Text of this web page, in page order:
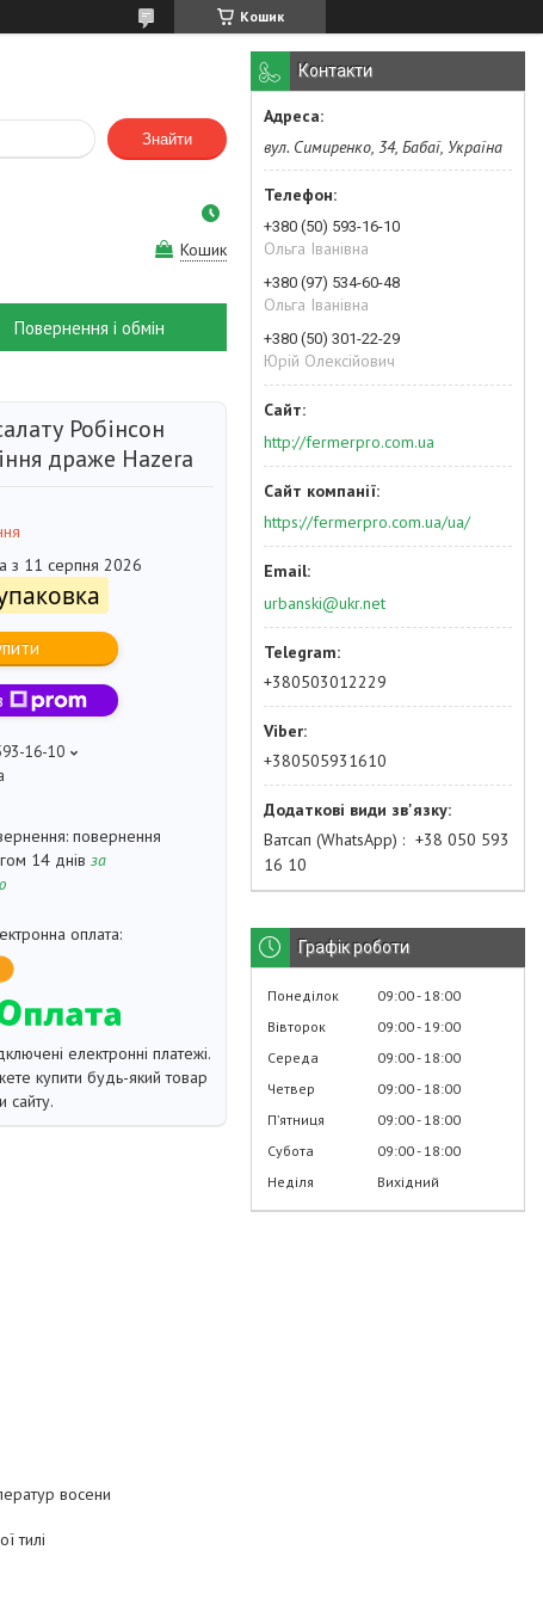
Кошик
Знайти
Кошик
Повернення і обмін
Робінсон
драже Hazera
з 11 серпня 2026
16-10
повернення
14 днів за
електронні платежі.
купити будь-який товар
сайту.
восени
тилі
Контакти
вул. Симиренко, 34, Бабаї, Україна
+380 (50) 593-16-10
Ольга Іванівна
+380 (97) 534-60-48
Ольга Іванівна
+380 (50) 301-22-29
Юрій Олексійович
http://fermerpro.com.ua
https://fermerpro.com.ua/ua/
urbanski@ukr.net
+380503012229
+380505931610
Ватсап (WhatsApp)
+38 050 593
16 10
Графік роботи
Понеділок 09:00 18:00
Вівторок
09:00 19:00
Середа
09:00 18:00
Четвер
09:00 18:00
Пʼятниця
09:00 18:00
Субота
09:00 18:00
Неділя
Вихідний